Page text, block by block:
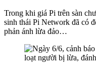
Trong khi giá Pi trên sàn
sinh thái Pi Network đã có
phản ánh lừa đảo…